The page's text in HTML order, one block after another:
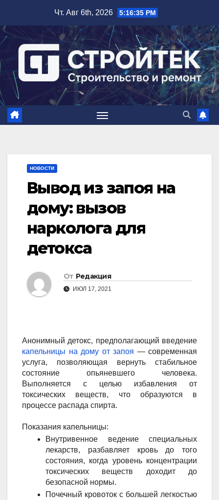
содержимому
Чт. Авг 6th, 2026 5:16:36 PM
НОВОСТИ
Вывод из запоя на
дому: вызов
нарколога для
детокса
От Редакция
ИЮЛ 17, 2021
Анонимный детокс, предполагающий введение
капельницы на дому от запоя — современная
услуга, позволяющая вернуть стабильное
состояние опьяневшего человека.
Выполняется с целью избавления от
токсических веществ, что образуются в
процессе распада спирта.
Показания капельницы:
Внутривенное ведение специальных
лекарств, разбавляет кровь до того
состояния, когда уровень концентрации
токсических веществ доходит до
безопасной нормы.
Почечный кровоток с большей легкостью